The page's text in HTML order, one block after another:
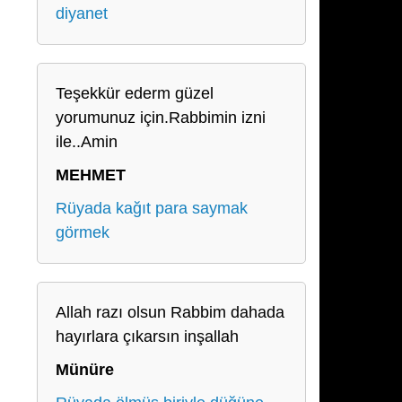
diyanet
Teşekkür ederm güzel
yorumunuz için.Rabbimin izni
ile..Amin
MEHMET
Rüyada kağıt para saymak
görmek
Allah razı olsun Rabbim dahada
hayırlara çıkarsın inşallah
Münüre